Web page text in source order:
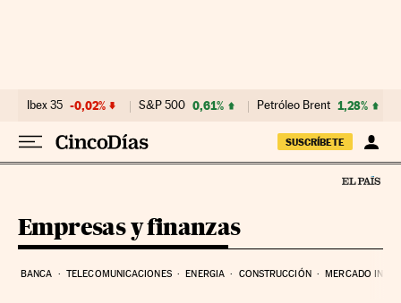
Ibex 35 -0,02% S&P 500 0,61% Petróleo Brent 1,28%
SUSCRÍBETE
Empresas y finanzas
BANCA TELECOMUNICACIONES ENERGIA CONSTRUCCIÓN MERCADO